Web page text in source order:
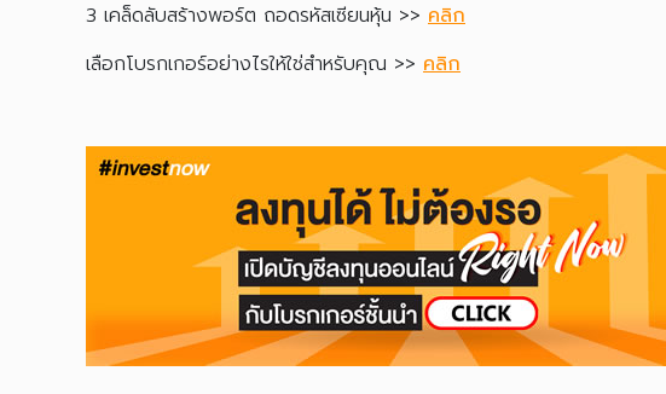
3 เคล็ดลับสร้างพอร์ต ถอดรหัสเซียนหุ้น >> คลิก
เลือกโบรกเกอร์อย่างไรให้ใช่สำหรับคุณ >> คลิก